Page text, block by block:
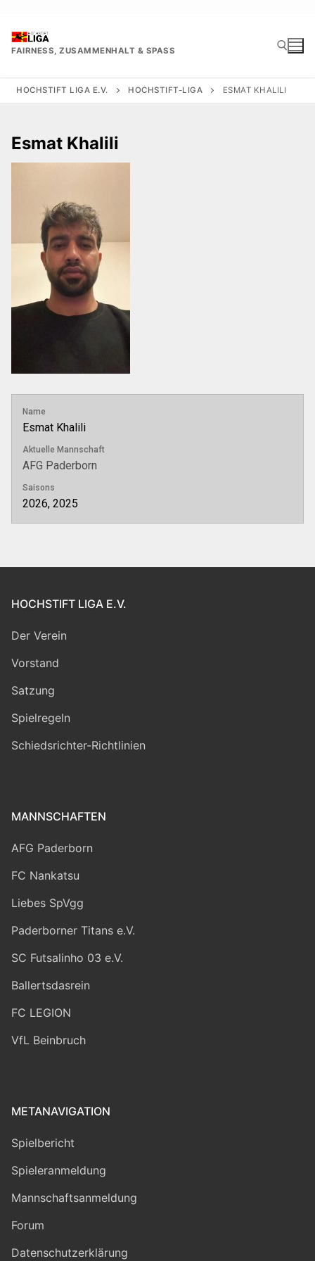
springen
FAIRNESS, ZUSAMMENHALT & SPASS
HOCHSTIFT LIGA E.V. HOCHSTIFT-LIGA ESMAT KHALILI
Esmat Khalili
Name
Esmat Khalili
Aktuelle Mannschaft
AFG Paderborn
Saisons
2026, 2025
HOCHSTIFT LIGA E.V.
Der Verein
Vorstand
Satzung
Spielregeln
Schiedsrichter-Richtlinien
MANNSCHAFTEN
AFG Paderborn
FC Nankatsu
Liebes SpVgg
Paderborner Titans e.V.
SC Futsalinho 03 e.V.
Ballertsdasrein
FC LEGION
VfL Beinbruch
METANAVIGATION
Spielbericht
Spieleranmeldung
Mannschaftsanmeldung
Forum
Datenschutzerklärung